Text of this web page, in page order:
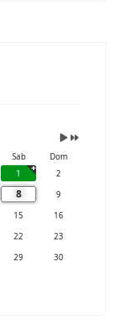
Sab
Dom
1
2
8
9
15
16
22
23
29
30